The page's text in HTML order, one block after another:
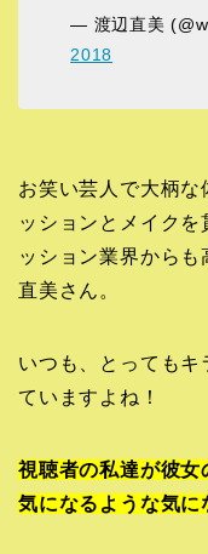
— 渡辺直美
2018
お笑い芸人で大柄
ッションとメイク
ッション業界からも
直美さん。
いつも、とってもキ
ていますよね！
視聴者の私達が彼女
気になるような気に